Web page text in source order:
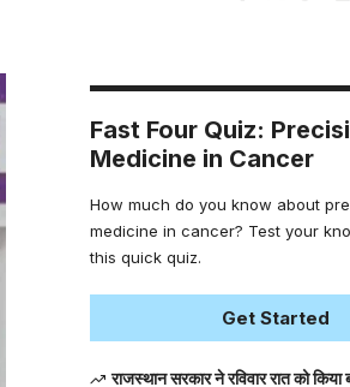
Fast Four Quiz:
Medicine in Cancer
How much do you know about
medicine in cancer? Test your
this quick quiz.
Get Started
राजस्थान सरकार ने रविवार रात को